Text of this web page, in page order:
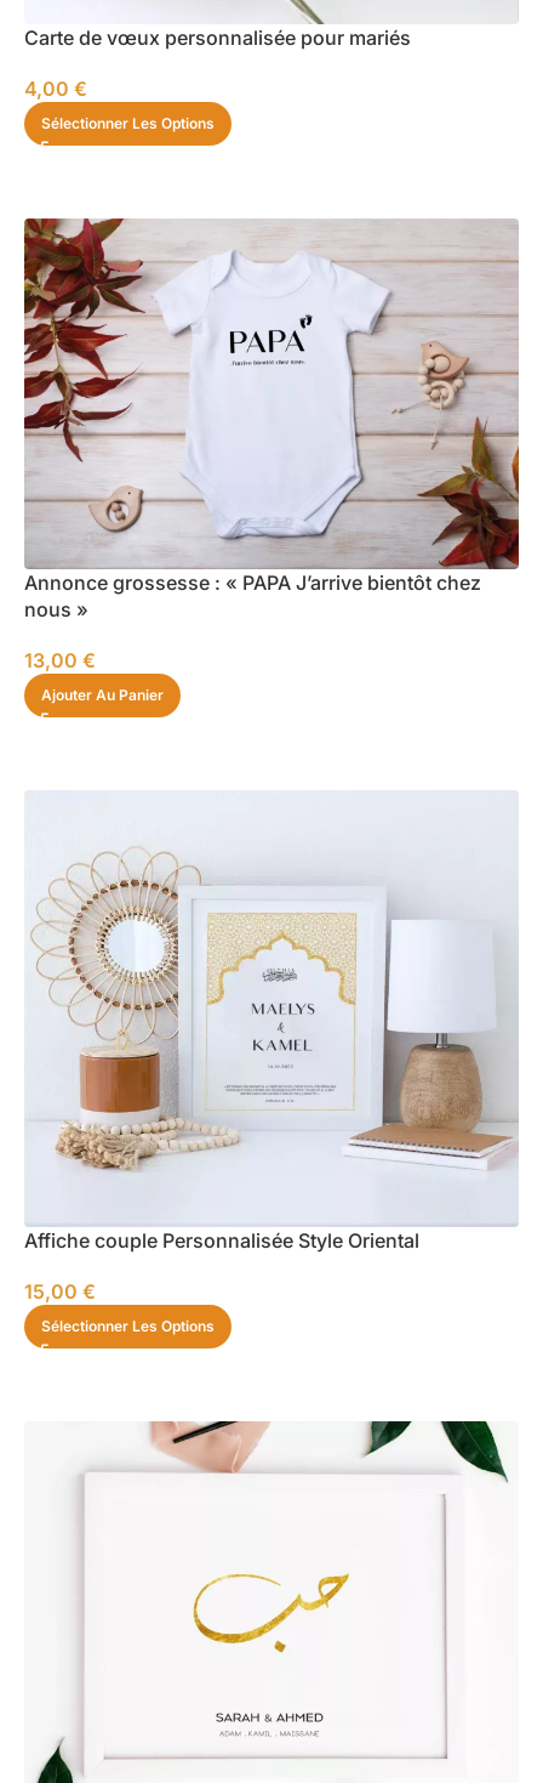
Carte de vœux personnalisée pour mariés
4,00 €
Sélectionner Les Options
Annonce grossesse : « PAPA J’arrive bientôt chez
nous »
13,00 €
Ajouter Au Panier
Affiche couple Personnalisée Style Oriental
15,00 €
Sélectionner Les Options